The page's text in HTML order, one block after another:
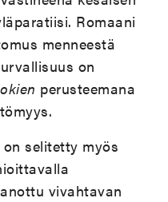
Romaani
menneestä
on
perusteemana
selitetty myös
vivahtavan